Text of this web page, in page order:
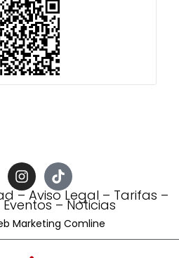
–Aviso Legal – Tarifas –
Eventos –Noticias
Marketing Comline